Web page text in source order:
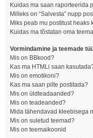
Kuidas ma saan raporteerida
Milleks on “Salvesta” nupp
Miks peab mu postitust heaks
Kuidas ma tõstatan oma
Vormindamine ja teemade
Mis on BBkood?
Kas ma HTMLi saan
Mis on emotikoni?
Kas ma saan pilte postitada?
Mis on üldteadaanded?
Mis on teadeanded?
Mida tähendavad kleebisega
Mis on suletud teemad?
Mis on teemaikoonid